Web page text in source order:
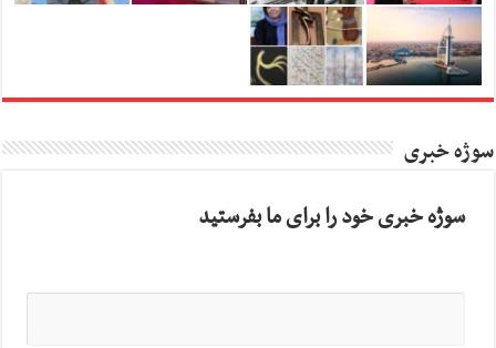
سوژه خبری
سوژه خبری خود را برای ما بفرستید